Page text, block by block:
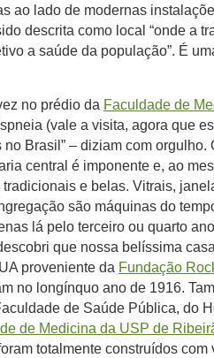
ao lado de modernas
descrita como local “onde a
a saúde da população”. É
no prédio da Faculdade de
(vale a visita, agora que
Brasil” – diziam com orgulho.
central é imponente e, ao
e belas. Vitrais,
são máquinas do
lá pelo terceiro ou quarto
que nossa belíssima
proveniente da Fundação
no longínquo ano de 1916.
de Saúde Pública, do
de Medicina da USP de
totalmente construídos com